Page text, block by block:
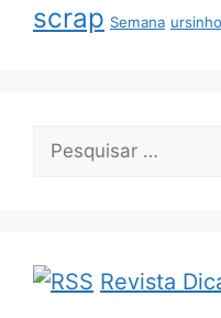
scrap Semana ursinho
Pesquisar
Revista